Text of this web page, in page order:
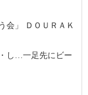
会」 ＤＯＵＲＡＫ
し…一足先にビー